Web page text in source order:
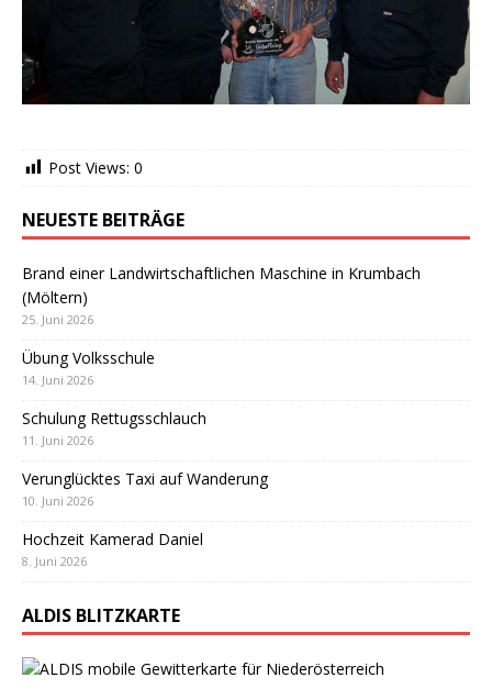
Post Views: 0
NEUESTE BEITRÄGE
Brand einer Landwirtschaftlichen Maschine in Krumbach
(Möltern)
25. Juni 2026
Übung Volksschule
14. Juni 2026
Schulung Rettugsschlauch
11. Juni 2026
Verunglücktes Taxi auf Wanderung
10. Juni 2026
Hochzeit Kamerad Daniel
8. Juni 2026
ALDIS BLITZKARTE